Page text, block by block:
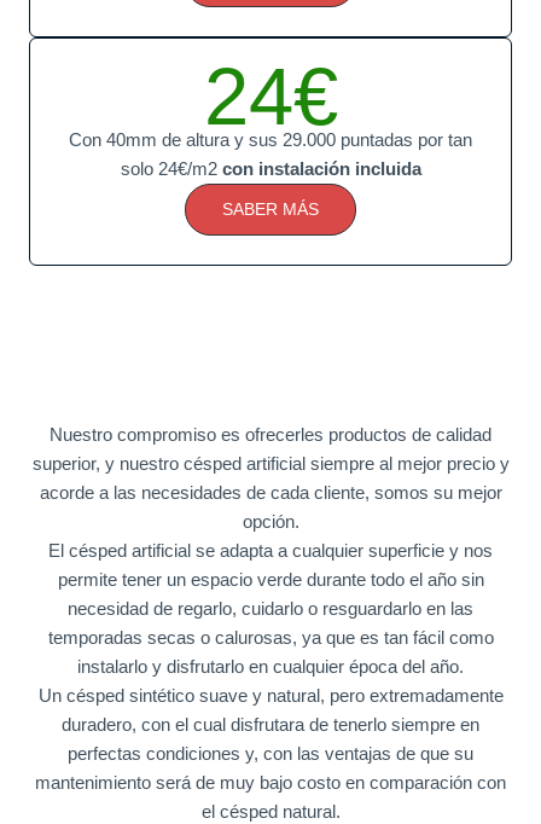
24€
Con 40mm de altura y sus 29.000 puntadas por tan
solo 24€/m2 con instalación incluida
SABER MÁS
Nuestro compromiso es ofrecerles productos de calidad
superior, y nuestro césped artificial siempre al mejor precio y
acorde a las necesidades de cada cliente, somos su mejor
opción.
El césped artificial se adapta a cualquier superficie y nos
permite tener un espacio verde durante todo el año sin
necesidad de regarlo, cuidarlo o resguardarlo en las
temporadas secas o calurosas, ya que es tan fácil como
instalarlo y disfrutarlo en cualquier época del año.
Un césped sintético suave y natural, pero extremadamente
duradero, con el cual disfrutara de tenerlo siempre en
perfectas condiciones y, con las ventajas de que su
mantenimiento será de muy bajo costo en comparación con
el césped natural.